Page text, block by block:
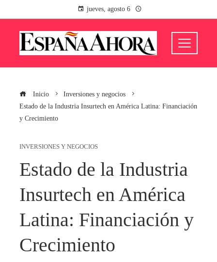
jueves, agosto 6
Inicio
Inversiones y negocios
Estado de la Industria Insurtech en América Latina: Financiación
y Crecimiento
INVERSIONES Y NEGOCIOS
Estado de la Industria
Insurtech en América
Latina: Financiación y
Crecimiento